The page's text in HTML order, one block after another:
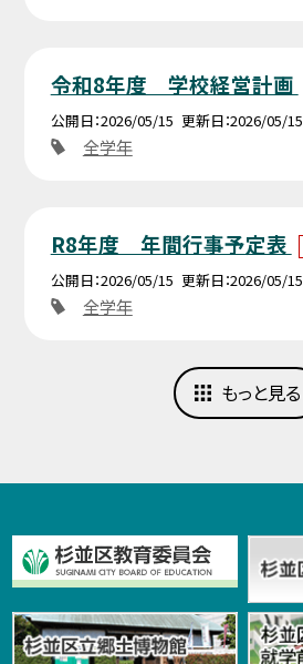
令和8年度 学校経営計画
公開日 2026/05/15 更新日 2026/05/15
全学年
R8年度 年間行事予定表
公開日 2026/05/15 更新日 2026/05/15
全学年
もっと見る